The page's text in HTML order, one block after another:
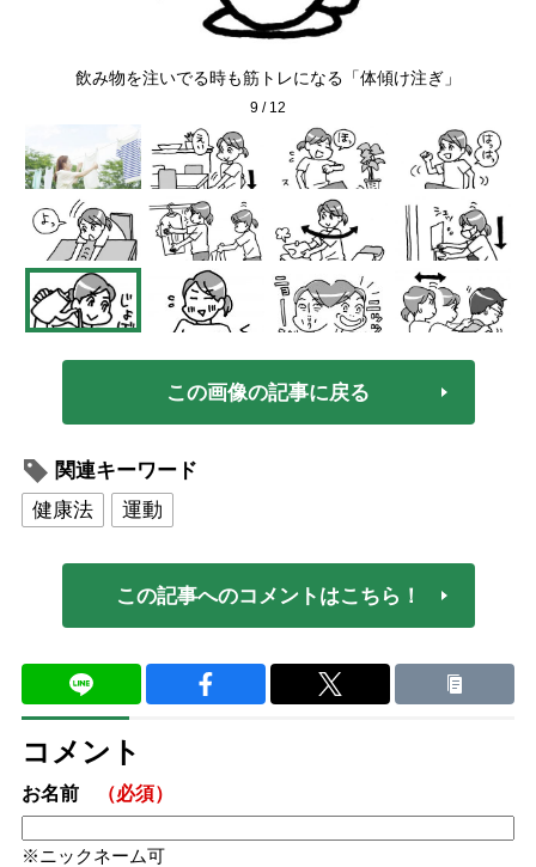
飲み物を注いでる時も筋トレになる「体傾け注ぎ」
9 / 12
この画像の記事に戻る
関連キーワード
健康法
運動
この記事へのコメントはこちら！
コメント
お名前 （必須）
ニックネーム可